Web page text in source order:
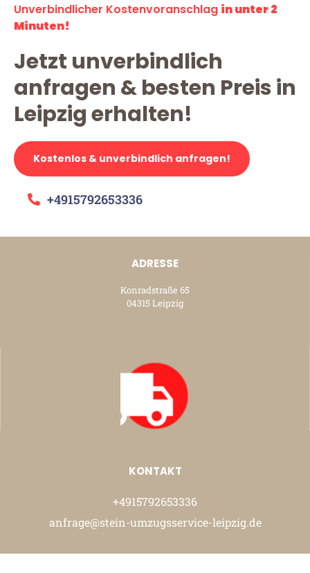
Unverbindlicher Kostenvoranschlag in unter 2
Minuten!
Jetzt unverbindlich
anfragen & besten Preis in
Leipzig erhalten!
Kostenlos & unverbindlich anfragen!
+4915792653336
ADRESSE
Konradstraße 65
04315 Leipzig
KONTAKT
+4915792653336
anfrage@stein-umzugsservice-leipzig.de